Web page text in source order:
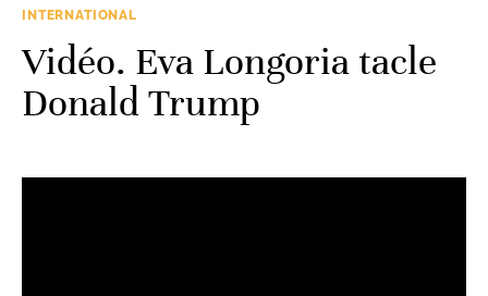
INTERNATIONAL
Vidéo. Eva Longoria tacle
Donald Trump